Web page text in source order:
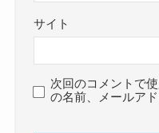
サイト
次回のコメントで
の名前、メールア